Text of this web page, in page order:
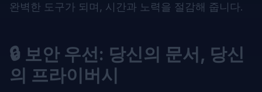
완벽한 도구가 되며, 시간과 노력을 절감해 줍니다.
🔒 보안 우선: 당신의 문서, 당신
의 프라이버시